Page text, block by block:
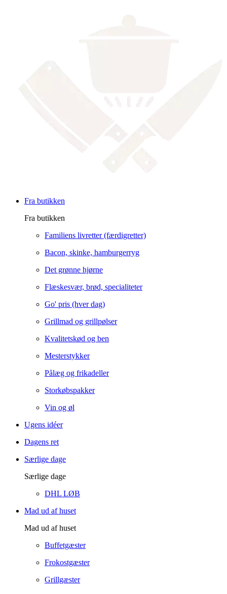
Fra butikken
Fra butikken
Familiens livretter (færdigretter)
Bacon, skinke, hamburgerryg
Det grønne hjørne
Flæskesvær, brød, specialiteter
Go' pris (hver dag)
Grillmad og grillpølser
Kvalitetskød og ben
Mesterstykker
Pålæg og frikadeller
Storkøbspakker
Vin og øl
Ugens idéer
Dagens ret
Særlige dage
Særlige dage
DHL LØB
Mad ud af huset
Mad ud af huset
Buffetgæster
Frokostgæster
Grillgæster